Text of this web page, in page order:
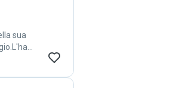
sua
(tanto